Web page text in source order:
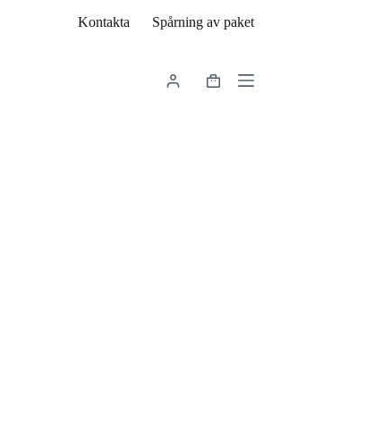
Kontakta Spårning av paket
Varukorg